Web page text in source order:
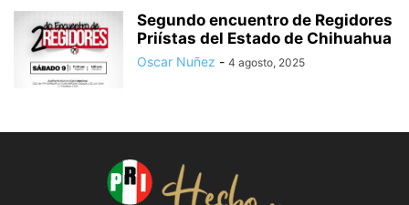
Segundo encuentro de Regidores
Priístas del Estado de Chihuahua
Oscar Nuñez - 4 agosto, 2025